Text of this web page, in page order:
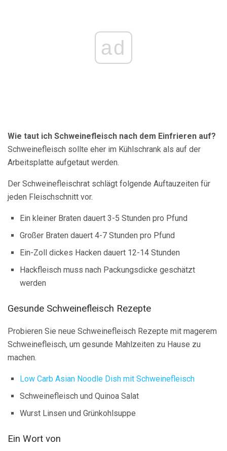
ad
Wie taut ich Schweinefleisch nach dem Einfrieren auf?
Schweinefleisch sollte eher im Kühlschrank als auf der
Arbeitsplatte aufgetaut werden.
Der Schweinefleischrat schlägt folgende Auftauzeiten für
jeden Fleischschnitt vor.
Ein kleiner Braten dauert 3-5 Stunden pro Pfund
Großer Braten dauert 4-7 Stunden pro Pfund
Ein-Zoll dickes Hacken dauert 12-14 Stunden
Hackfleisch muss nach Packungsdicke geschätzt
werden
Gesunde Schweinefleisch Rezepte
Probieren Sie neue Schweinefleisch Rezepte mit magerem
Schweinefleisch, um gesunde Mahlzeiten zu Hause zu
machen.
Low Carb Asian Noodle Dish mit Schweinefleisch
Schweinefleisch und Quinoa Salat
Wurst Linsen und Grünkohlsuppe
Ein Wort von